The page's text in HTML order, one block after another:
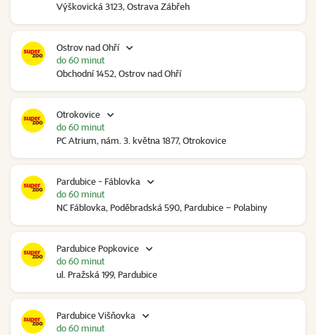
Výškovická 3123, Ostrava Zábřeh
Ostrov nad Ohří
Obchodní 1452, Ostrov nad Ohří
do 60 minut
Otrokovice
PC Atrium, nám. 3. května 1877, Otrokovice
do 60 minut
Pardubice - Fáblovka
NC Fáblovka, Poděbradská 590, Pardubice – Polabiny
do 60 minut
Pardubice Popkovice
ul. Pražská 199, Pardubice
do 60 minut
Pardubice Višňovka
do 60 minut